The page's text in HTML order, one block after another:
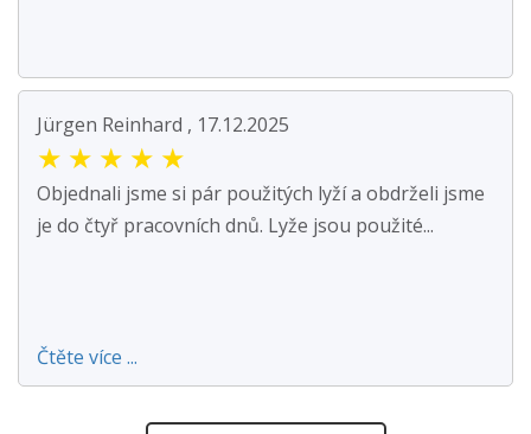
Jürgen Reinhard , 17.12.2025
★ ★ ★ ★ ★
Objednali jsme si pár použitých lyží a obdrželi jsme
je do čtyř pracovních dnů. Lyže jsou použité...
Čtěte více ...